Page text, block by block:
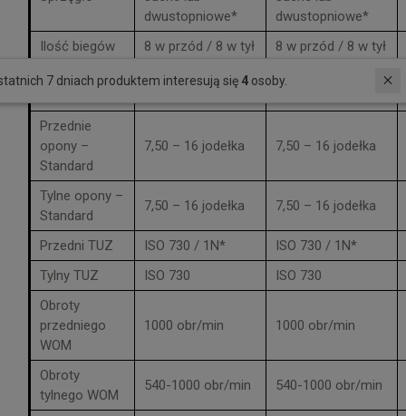
dwustopniowe*
dwustopniowe*
Ilość biegów
8 w przód / 8 w tył
8 w przód / 8 w tył
Zakres
0,8 – 30 0,8 – 30
Przednie
opony –
Standard
7,50 – 16 jodełka 7,50 – 16 jodełka
Tylne opony –
Standard
7,50 – 16 jodełka 7,50 – 16 jodełka
Przedni TUZ ISO 730 / 1N*
ISO 730 / 1N*
Tylny TUZ
ISO 730
ISO 730
Obroty
przedniego
WOM
1000 obr/min 1000 obr/min
Obroty
tylnego WOM
540-1000 obr/min 540-1000 obr/min
W ostatnich 7 dniach produktem interesują się4osoby.